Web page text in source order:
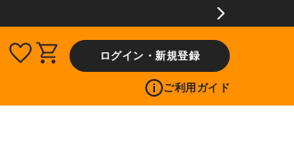
ログイン・新規登録
ご利用ガイド